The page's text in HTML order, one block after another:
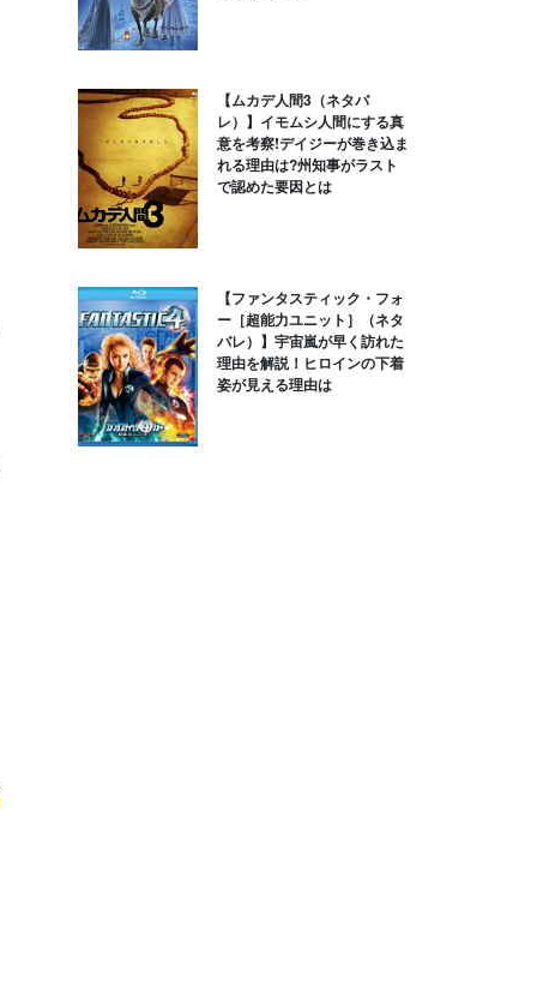
【ムカデ人間3（ネタバ
レ）】イモムシ人間にする真
意を考察!デイジーが巻き込ま
れる理由は?州知事がラスト
で認めた要因とは
【ファンタスティック・フォ
ー［超能力ユニット］（ネタ
バレ）】宇宙嵐が早く訪れた
理由を解説！ヒロインの下着
姿が見える理由は